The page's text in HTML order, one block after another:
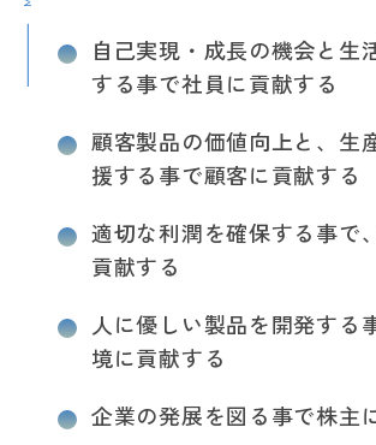
自己実現・成長の機会と生
する事で社員に貢献する
顧客製品の価値向上と、生
援する事で顧客に貢献する
適切な利潤を確保する事で
貢献する
人に優しい製品を開発する
境に貢献する
企業の発展を図る事で株主